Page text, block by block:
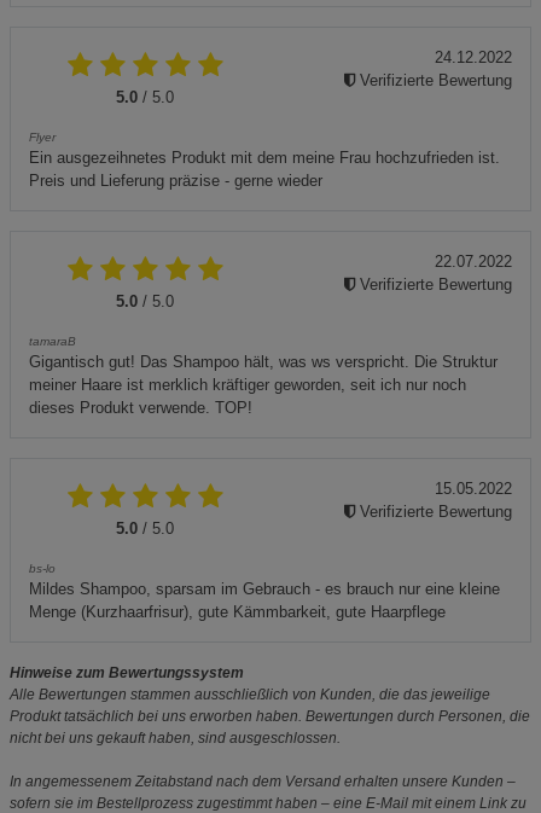
5.0 / 5.0
Flyer
Ein ausgezeihnetes Produkt mit dem meine Frau hochzufrieden ist.
Preis und Lieferung präzise - gerne wieder
24.12.2022
Verifizierte Bewertung
5.0 / 5.0
tamaraB
Gigantisch gut! Das Shampoo hält, was ws verspricht. Die Struktur
meiner Haare ist merklich kräftiger geworden, seit ich nur noch
dieses Produkt verwende. TOP!
22.07.2022
Verifizierte Bewertung
5.0 / 5.0
bs-lo
Mildes Shampoo, sparsam im Gebrauch - es brauch nur eine kleine
Menge (Kurzhaarfrisur), gute Kämmbarkeit, gute Haarpflege
15.05.2022
Verifizierte Bewertung
Hinweise zum Bewertungssystem
Alle Bewertungen stammen ausschließlich von Kunden, die das jeweilige
Produkt tatsächlich bei uns erworben haben. Bewertungen durch Personen, die
nicht bei uns gekauft haben, sind ausgeschlossen.
In angemessenem Zeitabstand nach dem Versand erhalten unsere Kunden –
sofern sie im Bestellprozess zugestimmt haben – eine E-Mail mit einem Link zu